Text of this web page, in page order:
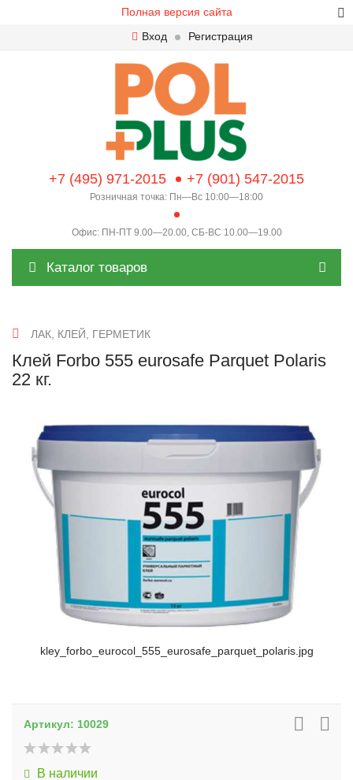
Полная версия сайта
Вход
Регистрация
+7 (495) 971-2015 +7 (901) 547-2015
Розничная точка: Пн—Вс 10:00—18:00
Офис: ПН-ПТ 9.00—20.00, СБ-ВС 10.00—19.00
Каталог товаров
ЛАК, КЛЕЙ, ГЕРМЕТИК
Клей Forbo 555 eurosafe Parquet Polaris
22 кг.
kley_forbo_eurocol_555_eurosafe_parquet_polaris.jpg
Артикул: 10029
В наличии